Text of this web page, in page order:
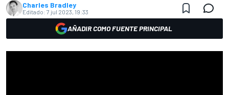
Charles Bradley
Editado: 7 jul 2023, 19:33
AÑADIR COMO FUENTE PRINCIPAL